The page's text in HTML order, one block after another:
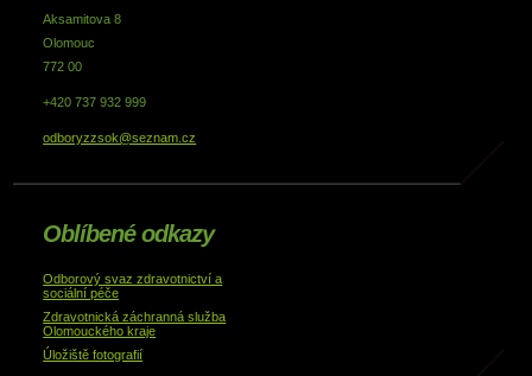
Aksamitova 8
Olomouc
772 00
+420 737 932 999
odboryzzsok@seznam.cz
Oblíbené odkazy
Odborový svaz zdravotnictví a
sociální péče
Zdravotnická záchranná služba
Olomouckého kraje
Úložiště fotografií